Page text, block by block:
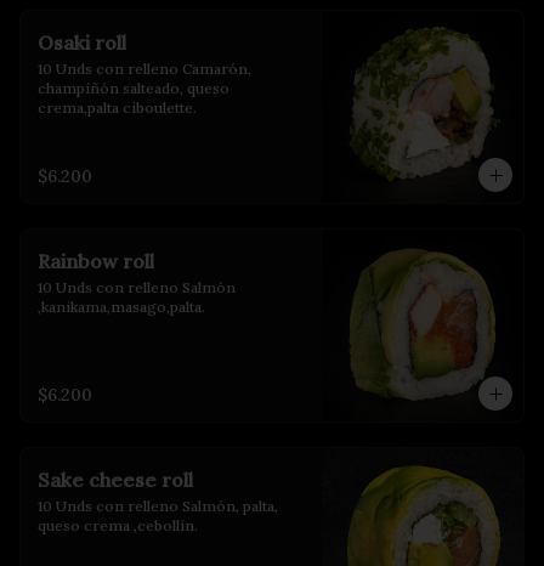
Osaki roll
10 Unds con relleno Camarón,
champiñón salteado, queso
crema,palta ciboulette.
$6.200
Rainbow roll
10 Unds con relleno Salmón
,kanikama,masago,palta.
$6.200
Sake cheese roll
10 Unds con relleno Salmón, palta,
queso crema ,cebollín.